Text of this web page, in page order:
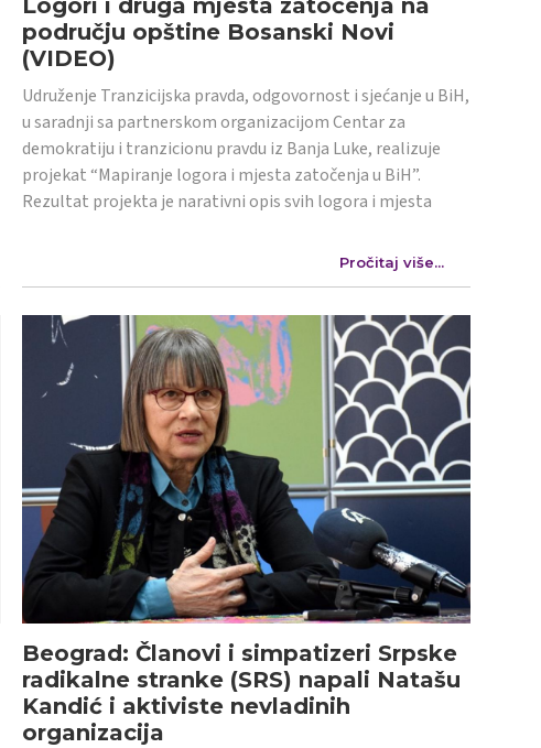
području opštine Bosanski Novi
(VIDEO)
Udruženje Tranzicijska pravda, odgovornost i sjećanje u BiH,
u saradnji sa partnerskom organizacijom Centar za
demokratiju i tranzicionu pravdu iz Banja Luke, realizuje
projekat “Mapiranje logora i mjesta zatočenja u BiH”.
Rezultat projekta je narativni opis svih logora i mjesta
Pročitaj više...
Beograd: Članovi i simpatizeri Srpske
radikalne stranke (SRS) napali Natašu
Kandić i aktiviste nevladinih
organizacija